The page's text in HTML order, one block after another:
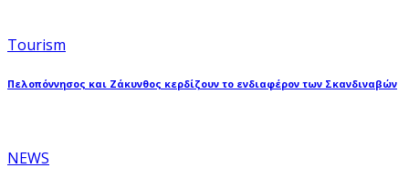
Tourism
Πελοπόννησος και Ζάκυνθος κερδίζουν το ενδιαφέρον των Σκανδιναβών
NEWS